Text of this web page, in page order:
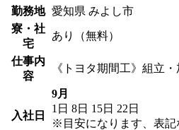
勤務地 愛知県 みよし市
寮・社
宅
あり（無料）
仕事内
容
《トヨタ期間工》組立
入社日
9月
1日 8日 15日 22日
※目安になります、表記